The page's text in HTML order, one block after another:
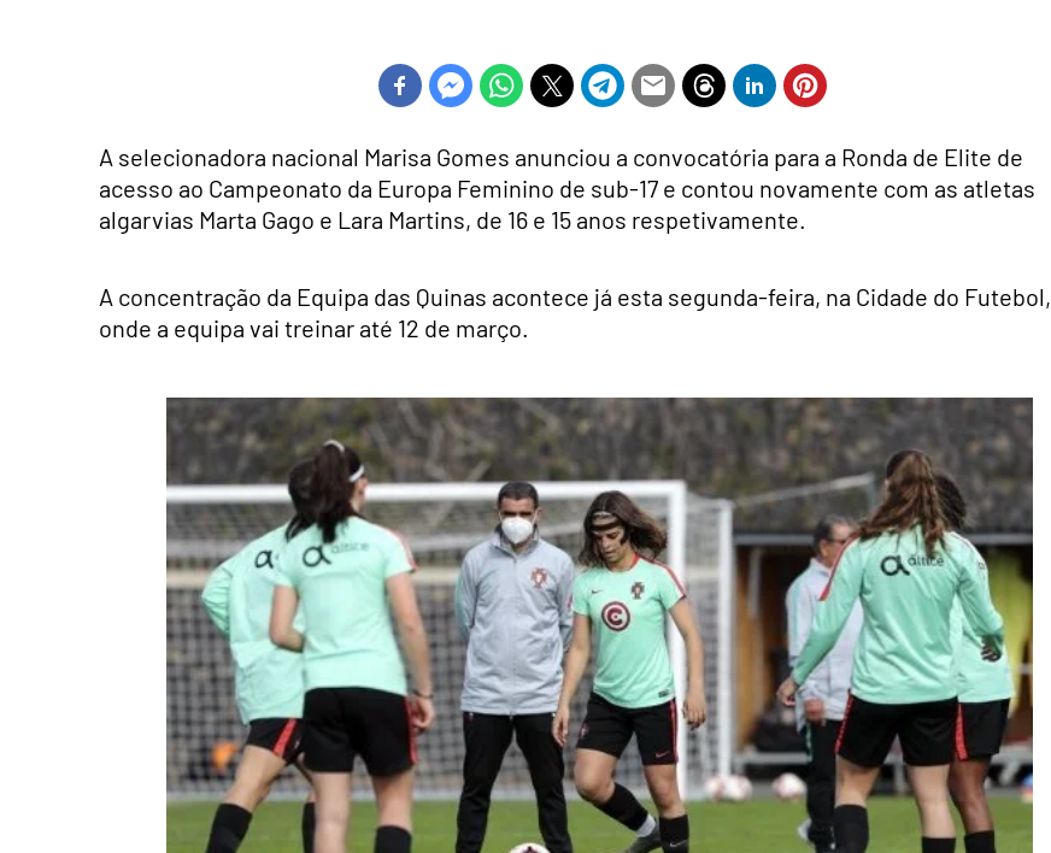
A selecionadora nacional Marisa Gomes anunciou a convocatória para a Ronda de Elite de
acesso ao Campeonato da Europa Feminino de sub-17 e contou novamente com as atletas
algarvias Marta Gago e Lara Martins, de 16 e 15 anos respetivamente.
A concentração da Equipa das Quinas acontece já esta segunda-feira, na Cidade do Futebol,
onde a equipa vai treinar até 12 de março.